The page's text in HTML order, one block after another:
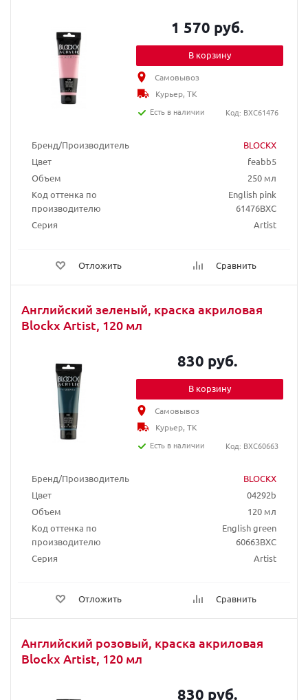
Бренд/Производитель
BLOCKX
Цвет
feabb5
Объем
250 мл
Код оттенка по
производителю
English pink
61476BXC
Серия
Artist
Отложить Сравнить
1 570 руб.
В корзину
Самовывоз
Курьер, ТК
Есть в наличии
Код: BXC61476
Английский зеленый, краска акриловая
Blockx Artist, 120 мл
Бренд/Производитель
BLOCKX
Цвет
04292b
Объем
120 мл
Код оттенка по
производителю
English green
60663BXC
Серия
Artist
Отложить Сравнить
830 руб.
В корзину
Самовывоз
Курьер, ТК
Есть в наличии
Код: BXC60663
Английский розовый, краска акриловая
Blockx Artist, 120 мл
830 руб.